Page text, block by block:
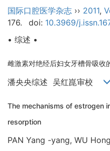
国际口腔医学杂志 ›› 2011,
176.
doi: 10.3969/
• 综述 •
雌激素对绝经后妇女牙槽骨吸收
潘央央综述 吴红崑审校
The mechanisms of estrogen
resorption
PAN Yang -yang, WU